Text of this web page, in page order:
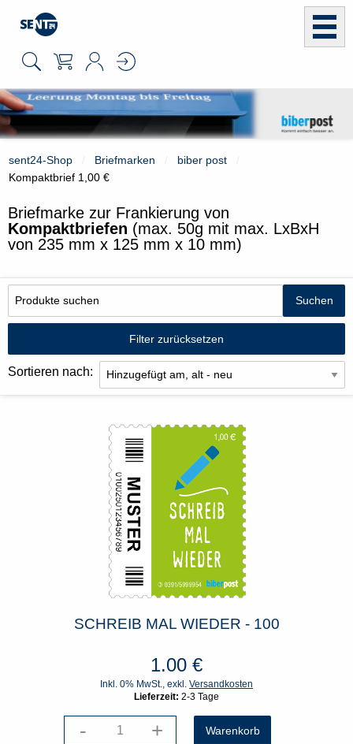
sent24-Shop Briefmarken
biber post
Kompaktbrief 1,00 €
Briefmarke zur Frankierung von
Kompaktbriefen (max. 50g mit max. LxBxH
von 235 mm x 125 mm x 10 mm)
Sortieren nach:
Filter zurücksetzen
SCHREIB MAL WIEDER - 100
1.00 €
Inkl. 0% MwSt., exkl. Versandkosten
Lieferzeit: 2-3 Tage
- +